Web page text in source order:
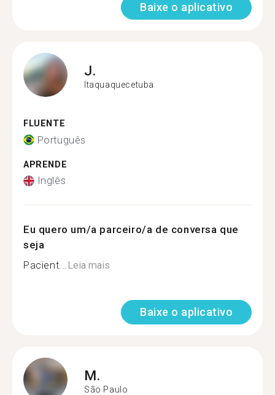
Baixe o aplicativo
J.
Itaquaquecetuba
FLUENTE
Português
APRENDE
Inglês
Eu quero um/a parceiro/a de conversa que
seja
Pacient...Leia mais
Baixe o aplicativo
M.
São Paulo